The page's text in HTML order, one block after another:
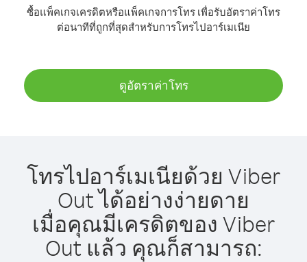
ซื้อแพ็คเกจเครดิตหรือแพ็คเกจการโทร เพื่อรับอัตราค่าโทร
ต่อนาทีที่ถูกที่สุดสำหรับการโทรไปอาร์เมเนีย
ดูอัตราค่าโทร
โทรไปอาร์เมเนียด้วย Viber
Out ได้อย่างง่ายดาย
เมื่อคุณมีเครดิตของ Viber
Out แล้ว คุณก็สามารถ: